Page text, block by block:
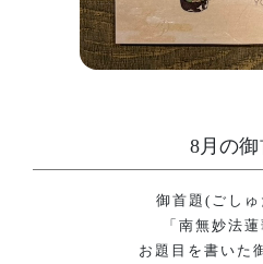
8月の御
御首題(ごし
「南無妙法
お題目を書いた